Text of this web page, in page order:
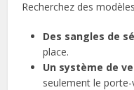
Recherchez des
Des sangles de
place.
Un système de
seulement le